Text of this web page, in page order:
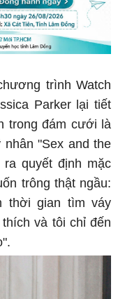
trình Watch
Parker lại tiết
trong đám cưới là
"Sex and the
quyết định mặc
trông thật ngầu:
thời gian tìm váy
và tôi chỉ đến